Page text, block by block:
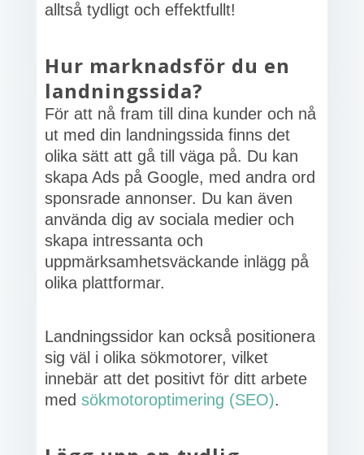
alltså tydligt och effektfullt!
Hur marknadsför du en
landningssida?
För att nå fram till dina kunder och nå
ut med din landningssida finns det
olika sätt att gå till väga på. Du kan
skapa Ads på Google, med andra ord
sponsrade annonser. Du kan även
använda dig av sociala medier och
skapa intressanta och
uppmärksamhetsväckande inlägg på
olika plattformar.
Landningssidor kan också positionera
sig väl i olika sökmotorer, vilket
innebär att det positivt för ditt arbete
med sökmotoroptimering (SEO).